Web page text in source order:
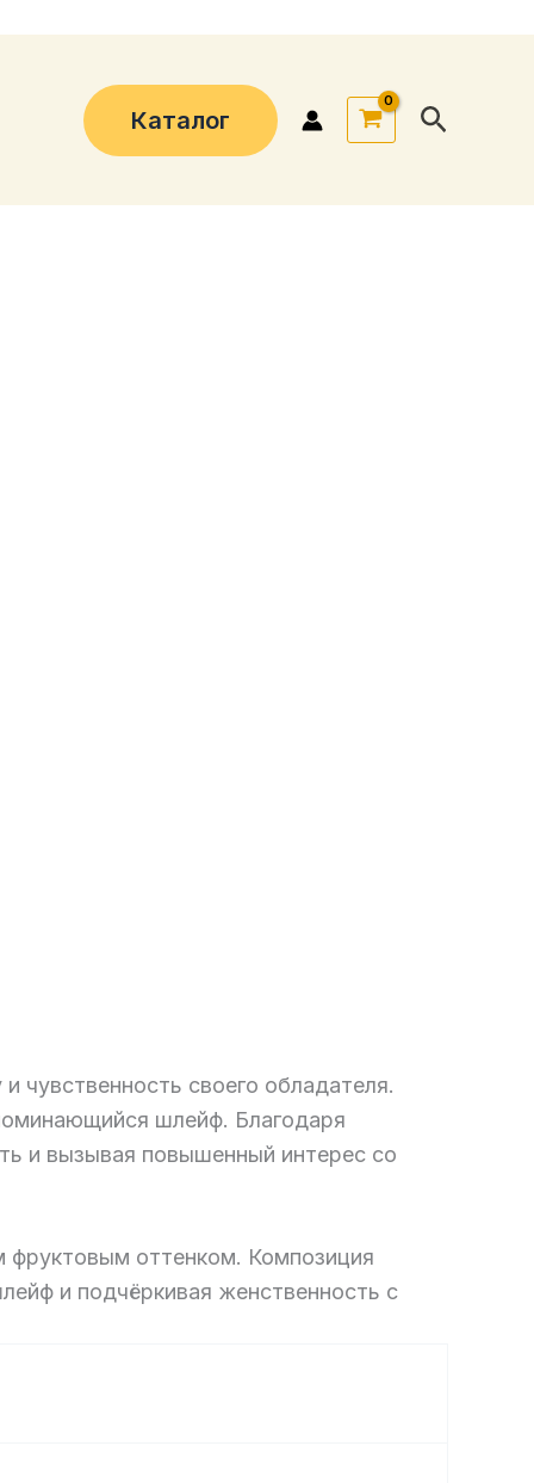
Каталог Поиск
чувственность своего обладателя.
шлейф. Благодаря
и вызывая повышенный интерес со
оттенком. Композиция
и подчёркивая женственность с